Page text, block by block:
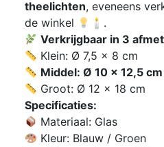
theelichten, eveneens
de winkel
🕯.
Verkrijgbaar in 3
Klein: Ø 7,5 x 8 cm
Middel: Ø 10 x 12,5 cm
Groot: Ø 12 x 18 cm
Specificaties:
Materiaal: Glas
Kleur: Blauw / Groen